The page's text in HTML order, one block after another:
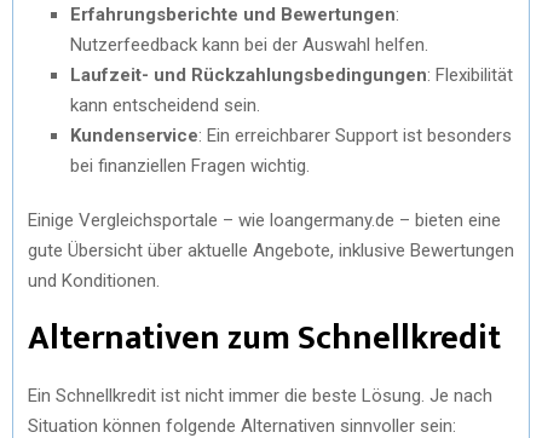
Erfahrungsberichte und Bewertungen:
Nutzerfeedback kann bei der Auswahl helfen.
Laufzeit- und Rückzahlungsbedingungen: Flexibilität
kann entscheidend sein.
Kundenservice: Ein erreichbarer Support ist besonders
bei finanziellen Fragen wichtig.
Einige Vergleichsportale – wie loangermany.de – bieten eine
gute Übersicht über aktuelle Angebote, inklusive Bewertungen
und Konditionen.
Alternativen zum Schnellkredit
Ein Schnellkredit ist nicht immer die beste Lösung. Je nach
Situation können folgende Alternativen sinnvoller sein: